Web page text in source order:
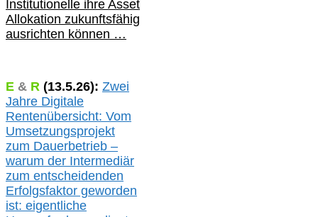
Institutionelle ihre Asset
Allokation zukunftsfähig
ausrichten können …
E & R (13.5.26): Zwei
Jahre Digitale
Rentenübersicht: Vom
Umsetzungsprojekt
zum Dauerbetrieb –
warum der Intermediär
zum entscheidenden
Erfolgsfaktor geworden
ist: eigentliche